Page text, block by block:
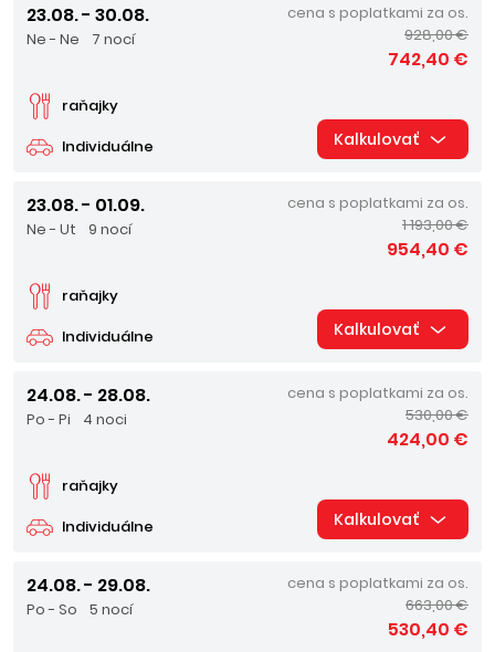
23.08. - 30.08.
Ne - Ne 7 nocí
Individuálne
raňajky
cena s poplatkami za os.
928,00 €
742,40 €
Kalkulovať
23.08. - 01.09.
Ne - Ut 9 nocí
Individuálne
raňajky
cena s poplatkami za os.
1 193,00 €
954,40 €
Kalkulovať
24.08. - 28.08.
Po - Pi 4 noci
Individuálne
raňajky
cena s poplatkami za os.
530,00 €
424,00 €
Kalkulovať
24.08. - 29.08.
Po - So 5 nocí
cena s poplatkami za os.
663,00 €
530,40 €